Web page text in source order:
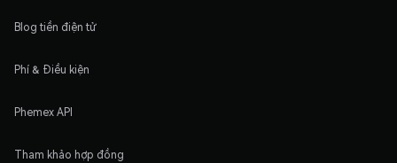
Blog tiền điện tử
Phí & Điều kiện
Phemex API
Tham khảo hợp đồng